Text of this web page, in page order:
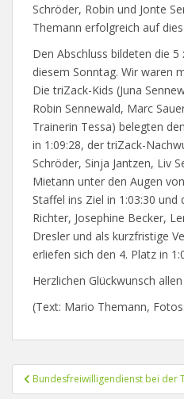
Schröder, Robin und Jonte
Themann erfolgreich auf
Den Abschluss bildeten die
diesem Sonntag. Wir waren
Die triZack-Kids (Juna
Robin Sennewald, Marc
Trainerin Tessa) belegten
in 1:09:28, der triZack-
Schröder, Sinja Jantzen, Liv
Mietann unter den Augen
Staffel ins Ziel in 1:03:30
Richter, Josephine Becker,
Dresler und als kurzfristige
erliefen sich den 4. Platz in
Herzlichen Glückwunsch
(Text: Mario Themann,
Bundesfreiwilligendienst bei der